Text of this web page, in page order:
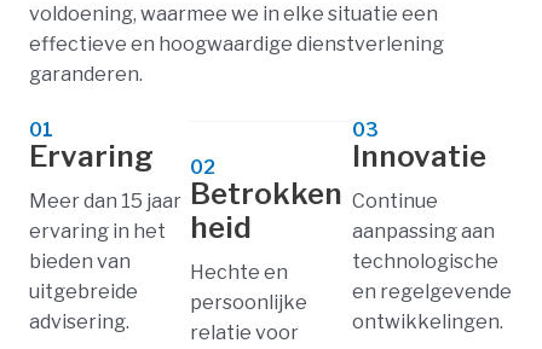
voldoening, waarmee we in elke situatie een
effectieve en hoogwaardige dienstverlening
garanderen.
01
Ervaring
Meer dan 15 jaar
ervaring in het
bieden van
uitgebreide
advisering.
02
Betrokken
heid
Hechte en
persoonlijke
relatie voor
03
Innovatie
Continue
aanpassing aan
technologische
en regelgevende
ontwikkelingen.